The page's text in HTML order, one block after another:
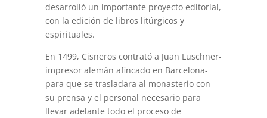
desarrolló un importante proyecto editorial,
con la edición de libros litúrgicos y
espirituales.
En 1499, Cisneros contrató a Juan Luschner-
impresor alemán afincado en Barcelona-
para que se trasladara al monasterio con
su prensa y el personal necesario para
llevar adelante todo el proceso de